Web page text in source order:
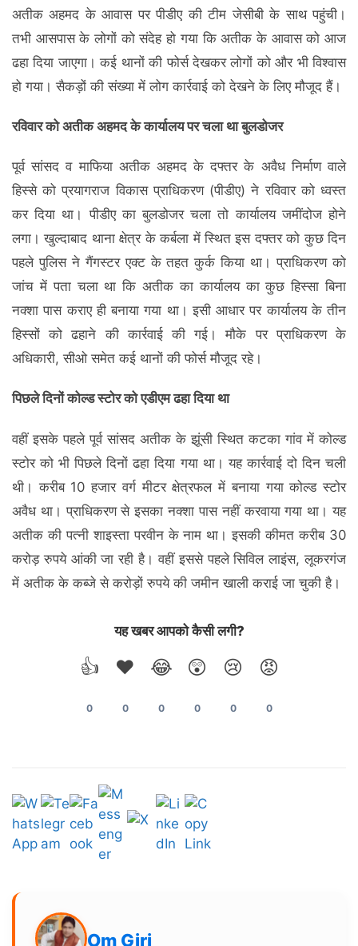
अतीक अहमद के आवास पर पीडीए की टीम जेसीबी के साथ पहुंची।
तभी आसपास के लोगों को संदेह हो गया कि अतीक के आवास को आज
ढहा दिया जाएगा। कई थानों की फोर्स देखकर लोगों को और भी विश्‍वास
हो गया। सैकड़ों की संख्‍या में लोग कार्रवाई को देखने के लिए मौजूद हैं।
रविवार को अतीक अहमद के कार्यालय पर चला था बुलडोजर
पूर्व सांसद व माफिया अतीक अहमद के दफ्तर के अवैध निर्माण वाले
हिस्से को प्रयागराज विकास प्राधिकरण (पीडीए) ने रविवार को ध्वस्त
कर दिया था। पीडीए का बुलडोजर चला तो कार्यालय जमींदोज होने
लगा। खुल्दाबाद थाना क्षेत्र के कर्बला में स्थित इस दफ्तर को कुछ दिन
पहले पुलिस ने गैंगस्टर एक्ट के तहत कुर्क किया था। प्राधिकरण को
जांच में पता चला था कि अतीक का कार्यालय का कुछ हिस्सा बिना
नक्शा पास कराए ही बनाया गया था। इसी आधार पर कार्यालय के तीन
हिस्सों को ढहाने की कार्रवाई की गई। मौके पर प्राधिकरण के
अधिकारी, सीओ समेत कई थानों की फोर्स मौजूद रहे।
पिछले दिनों कोल्‍ड स्‍टोर को एडीएम ढहा दिया था
वहीं इसके पहले पूर्व सांसद अतीक के झूंसी स्थित कटका गांव में कोल्ड
स्टोर को भी पिछले दिनों ढहा दिया गया था। यह कार्रवाई दो दिन चली
थी। करीब 10 हजार वर्ग मीटर क्षेत्रफल में बनाया गया कोल्ड स्टोर
अवैध था। प्राधिकरण से इसका नक्शा पास नहीं करवाया गया था। यह
अतीक की पत्नी शाइस्ता परवीन के नाम था। इसकी कीमत करीब 30
करोड़ रुपये आंकी जा रही है। वहीं इससे पहले सिविल लाइंस, लूकरगंज
में अतीक के कब्जे से करोड़ों रुपये की जमीन खाली कराई जा चुकी है।
यह खबर आपको कैसी लगी?
👍
0
❤️
0
😂
0
😲
0
😢
0
😡
0
Om Giri